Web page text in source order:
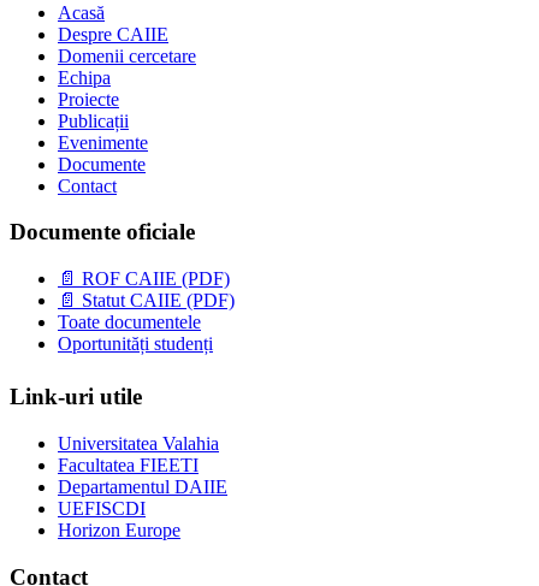
Acasă
Despre CAIIE
Domenii cercetare
Echipa
Proiecte
Publicații
Evenimente
Documente
Contact
Documente oficiale
📄 ROF CAIIE (PDF)
📄 Statut CAIIE (PDF)
Toate documentele
Oportunități studenți
Link-uri utile
Universitatea Valahia
Facultatea FIEETI
Departamentul DAIIE
UEFISCDI
Horizon Europe
Contact